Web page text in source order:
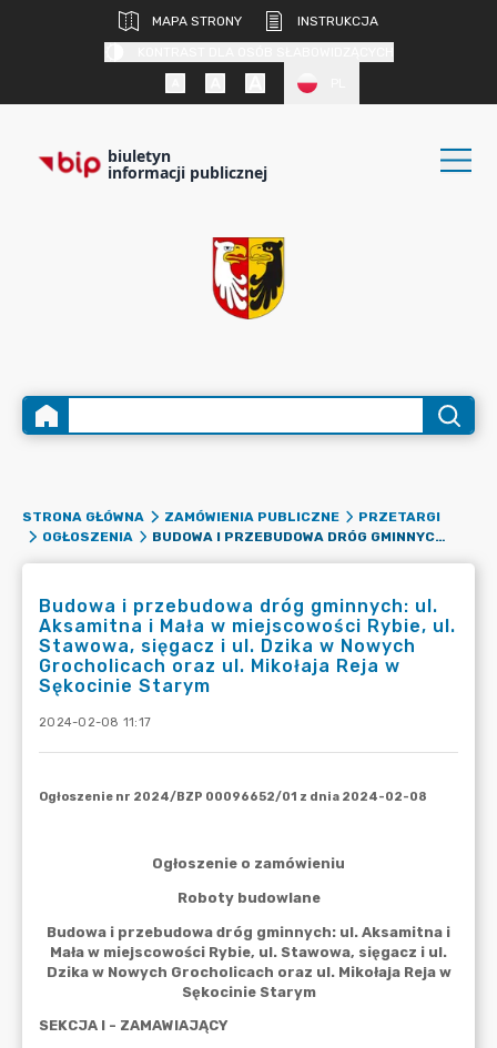
MAPA STRONY
INSTRUKCJA
biuletyn
informacji publicznej
STRONA GŁÓWNA ZAMÓWIENIA PUBLICZNE
PRZETARGI
OGŁOSZENIA
BUDOWA I PRZEBUDOWA DRÓG GMINNYCH: UL. AKSAMITNA I MAŁA W MIEJSCOWOŚCI RYBIE, UL. STAWOWA, SIĘGACZ I UL. DZIKA W NOWYCH GROCHOLICACH ORAZ UL. MIKOŁAJA REJA W SĘKOCINIE STARYM
Budowa i przebudowa dróg gminnych: ul.
Aksamitna i Mała w miejscowości Rybie, ul.
Stawowa, sięgacz i ul. Dzika w Nowych
Grocholicach oraz ul. Mikołaja Reja w
Sękocinie Starym
2024-02-08 11:17